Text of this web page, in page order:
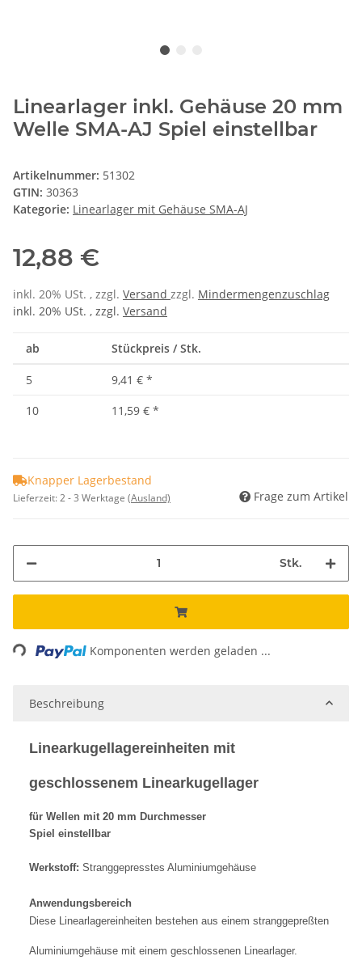
Linearlager inkl. Gehäuse 20 mm
Welle SMA-AJ Spiel einstellbar
Artikelnummer: 51302
GTIN: 30363
Kategorie: Linearlager mit Gehäuse SMA-AJ
12,88 €
inkl. 20% USt. , zzgl. Versand zzgl. Mindermengenzuschlag
inkl. 20% USt. , zzgl. Versand
ab Stückpreis / Stk.
5 9,41 € *
10
11,59 € *
Knapper Lagerbestand
Lieferzeit:2 - 3 Werktage (Ausland) Frage zum Artikel
Stk.
Loading... Komponenten werden geladen ...
Beschreibung
Linearkugellagereinheiten mit
geschlossenem Linearkugellager
für Wellen mit 20 mm Durchmesser
Spiel einstellbar
Werkstoff: Stranggepresstes Aluminiumgehäuse
Anwendungsbereich
Diese Linearlagereinheiten bestehen aus einem stranggepreßten
Aluminiumgehäuse mit einem geschlossenen Linearlager.